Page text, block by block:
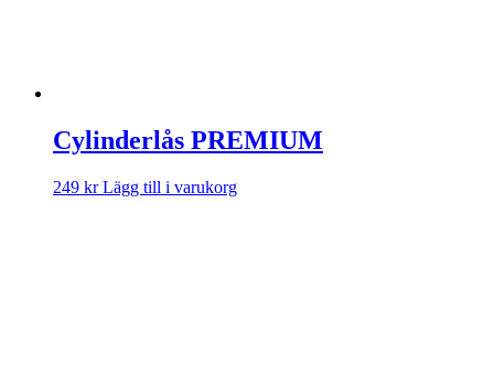
Cylinderlås PREMIUM
249 kr Lägg till i varukorg